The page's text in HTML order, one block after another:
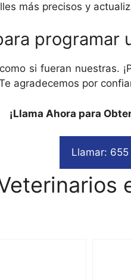
más precisos y
programar
si fueran nuestras.
agradecemos por
¡Llama Ahora para
Llamar: